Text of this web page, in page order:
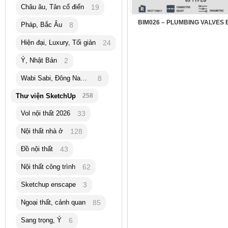
BIM026 – PLUMBING VALVES
Châu âu, Tân cổ điển 19
Pháp, Bắc Âu 8
Hiện đại, Luxury, Tối giản 24
Ý, Nhật Bản 2
Wabi Sabi, Đông Nam Á 8
Thư viện SketchUp 258
Vol nội thất 2026 33
Nội thất nhà ở 128
Đồ nội thất 43
Nội thất công trình 62
Sketchup enscape 3
Ngoại thất, cảnh quan 85
Sang trọng, Ý 6